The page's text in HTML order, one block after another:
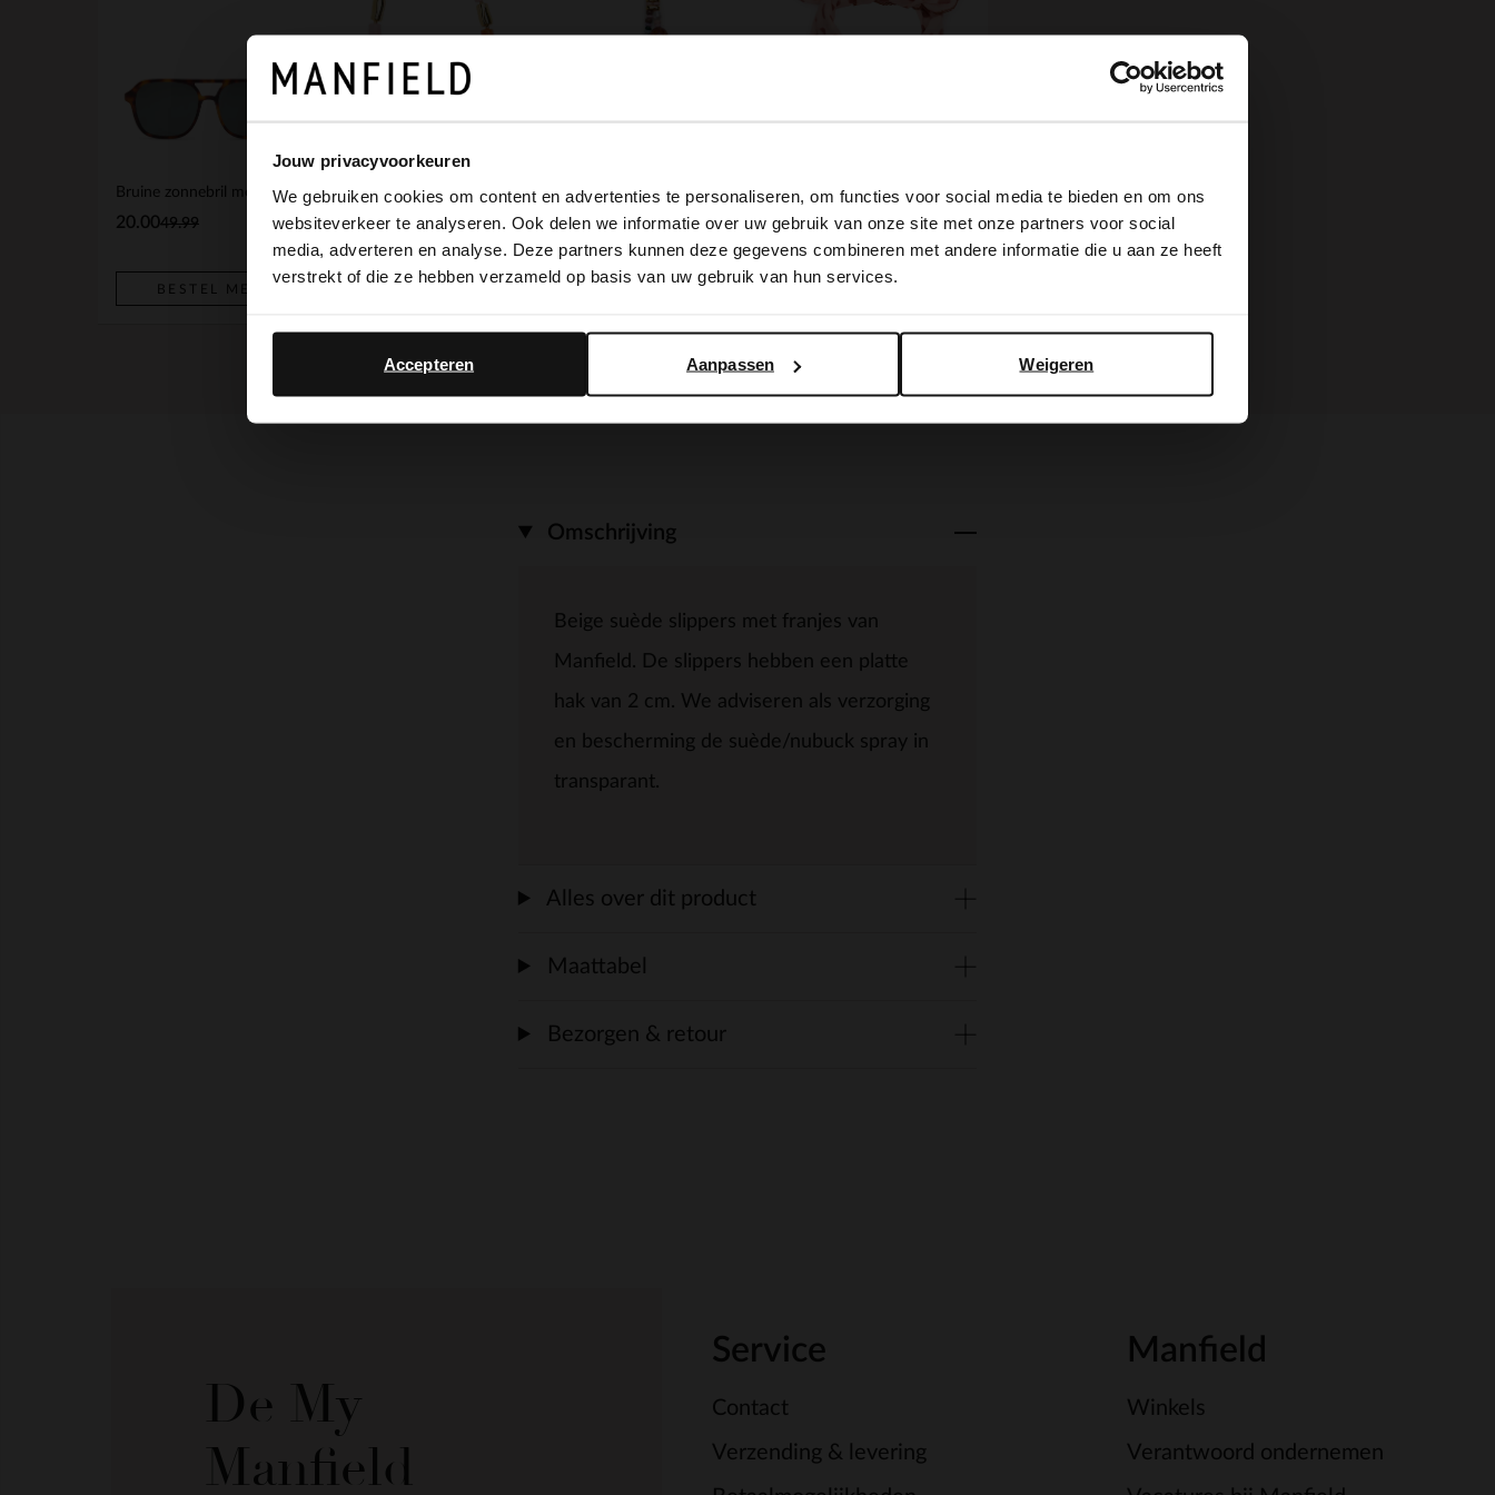
Jouw privacyvoorkeuren
We gebruiken cookies om content en advertenties te personaliseren, om functies voor social media te bieden en om ons
websiteverkeer te analyseren. Ook delen we informatie over uw gebruik van onze site met onze partners voor social
media, adverteren en analyse. Deze partners kunnen deze gegevens combineren met andere informatie die u aan ze heeft
verstrekt of die ze hebben verzameld op basis van uw gebruik van hun services.
Weigeren
Aanpassen
Accepteren
Bruine zonnebril met print
49.99
20.00
BESTEL MEE
Multicolor gekleurde kralenketting
14.99
Multicolor kralen bag charm
12.99
BESTEL MEE
Roze sjaaltjes met hartjes
12.99
Omschrijving
Beige suède slippers met franjes van
Manfield. De slippers hebben een platte
hak van 2 cm. We adviseren als verzorging
en bescherming de suède/nubuck spray in
transparant.
Alles over dit product
Maattabel
Bezorgen & retour
De My
Manfield
Service
Contact
Verzending & levering
Manfield
Winkels
Verantwoord ondernemen
×
It looks like your language isn't Dutch. Would you like to